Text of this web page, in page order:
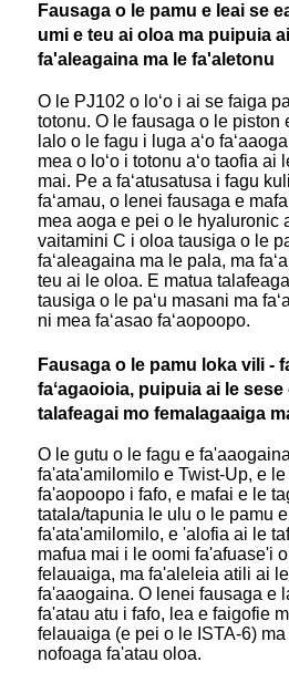
Fausaga o le pamu e leai se
umi e teu ai oloa ma puipuia
fa'aleagaina ma le fa'aletonu
O le PJ102 o loʻo i ai se faiga
totonu. O le fausaga o le piston
lalo o le fagu i luga aʻo
mea o loʻo i totonu aʻo taofia ai
mai. Pe a faʻatusatusa i fagu
faʻamau, o lenei fausaga e
mea aoga e pei o le hyaluronic
vaitamini C i oloa tausiga o le
faʻaleagaina ma le pala, ma
teu ai le oloa. E matua
tausiga o le paʻu masani ma
ni mea faʻasao faʻaopoopo.
Fausaga o le pamu loka vili -
faʻagaoioia, puipuia ai le
talafeagai mo femalagaaiga
O le gutu o le fagu e
fa'ata'amilomilo e Twist-Up, e
fa'aopoopo i fafo, e mafai e le
tatala/tapunia le ulu o le pamu
fa'ata'amilomilo, e 'alofia ai le
mafua mai i le oomi fa'afuase'i
felauaiga, ma fa'aleleia atili ai
fa'aaogaina. O lenei fausaga e
fa'atau atu i fafo, lea e faigofie
felauaiga (e pei o le ISTA-6)
nofoaga fa'atau oloa.